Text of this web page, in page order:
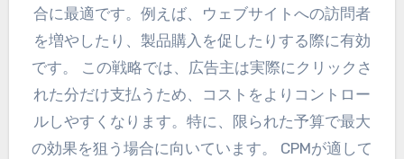
合に最適です。例えば、ウェブサイトへの訪問者
を増やしたり、製品購入を促したりする際に有効
です。 この戦略では、広告主は実際にクリックさ
れた分だけ支払うため、コストをよりコントロー
ルしやすくなります。特に、限られた予算で最大
の効果を狙う場合に向いています。 CPMが適して